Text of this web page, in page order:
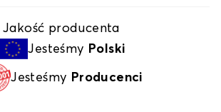
Jakość producenta
Jesteśmy Polski
Jesteśmy Producenci